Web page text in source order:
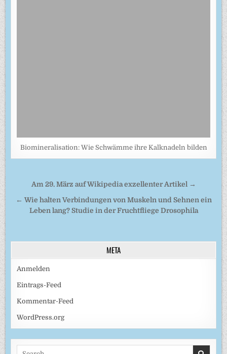
Biomineralisation: Wie Schwämme ihre Kalknadeln bilden
Beitragsnavigation
Am 29. März auf Wikipedia exzellenter Artikel →
← Wie halten Verbindungen von Muskeln und Sehnen ein
Leben lang? Studie in der Fruchtfliege Drosophila
META
Anmelden
Eintrags-Feed
Kommentar-Feed
WordPress.org